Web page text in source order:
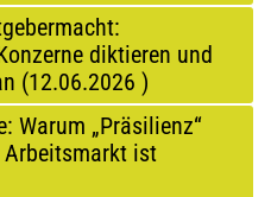
diktieren und
(12.06.2026 )
Warum „Präsilienz“
Arbeitsmarkt ist